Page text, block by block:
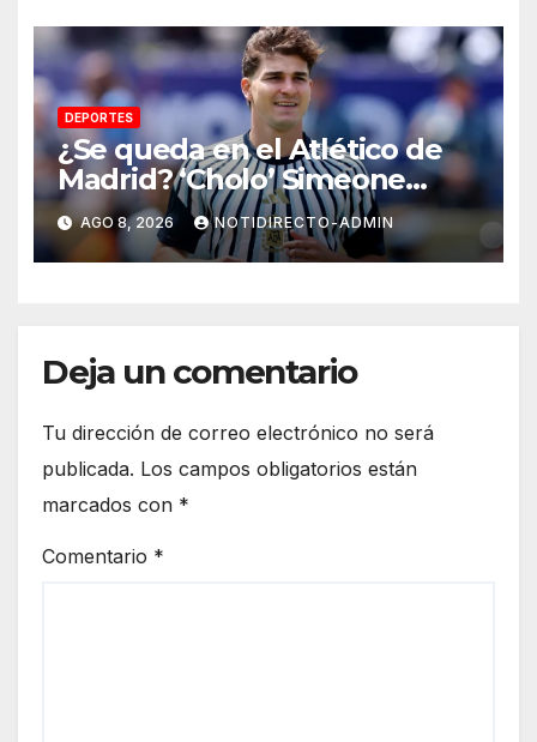
DEPORTES
¿Se queda en el Atlético de
Madrid? ‘Cholo’ Simeone
responde contundente sobre
el futuro de Julián Álvarez
AGO 8, 2026 NOTIDIRECTO-ADMIN
Deja un comentario
Tu dirección de correo electrónico no será
publicada. Los campos obligatorios están
marcados con *
Comentario *